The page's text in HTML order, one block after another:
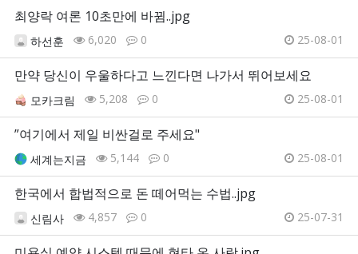
최양락 여론 10초만에 바뀜..jpg
하선훈 6,020 0 25-08-01
만약 당신이 우울하다고 느낀다면 나가서 뛰어보세요
모카크림 5,208 0 25-08-01
”여기에서 제일 비싼걸로 주세요"
세계는지금 5,144 0 25-08-01
한국에서 합법적으로 돈 떼어먹는 수법..jpg
신림사 4,857 0 25-07-31